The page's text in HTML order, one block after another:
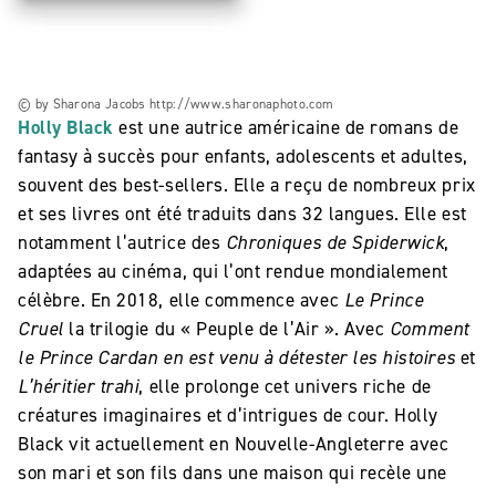
Holly Black est une autrice américaine de romans de
fantasy à succès pour enfants, adolescents et adultes,
souvent des best-sellers. Elle a reçu de nombreux prix
et ses livres ont été traduits dans 32 langues. Elle est
notamment l’autrice des Chroniques de Spiderwick,
adaptées au cinéma, qui l’ont rendue mondialement
célèbre. En 2018, elle commence avec Le Prince
Cruel la trilogie du « Peuple de l’Air ». Avec Comment
le Prince Cardan en est venu à détester les histoires et
L’héritier trahi, elle prolonge cet univers riche de
créatures imaginaires et d’intrigues de cour. Holly
Black vit actuellement en Nouvelle-Angleterre avec
son mari et son fils dans une maison qui recèle une
© by Sharona Jacobs http://www.sharonaphoto.com